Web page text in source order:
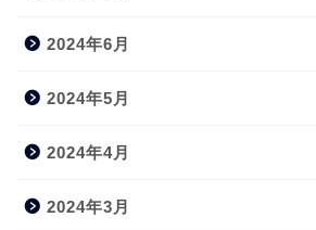
2024年6月
2024年5月
2024年4月
2024年3月